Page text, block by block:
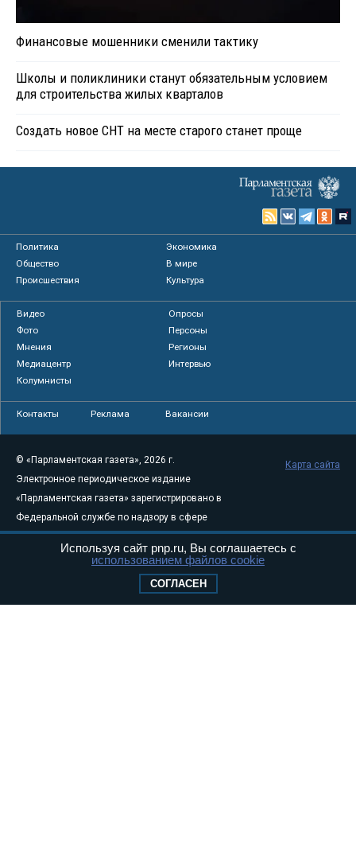
Финансовые мошенники сменили тактику
Школы и поликлиники станут обязательным условием
для строительства жилых кварталов
Создать новое СНТ на месте старого станет проще
Политика
Экономика
Общество
В мире
Происшествия
Культура
Видео
Опросы
Фото
Персоны
Мнения
Регионы
Медиацентр
Интервью
Колумнисты
Контакты Реклама Вакансии
© «Парламентская газета», 2026 г.
Электронное периодическое издание
«Парламентская газета» зарегистрировано в
Федеральной службе по надзору в сфере
связи, информационных технологий и
массовых коммуникаций (Роскомнадзор) 05
Свидетельство о регистрации Эл № ФС77-
Карта сайта
Используя сайт pnp.ru, Вы соглашаетесь с
использованием файлов cookie
СОГЛАСЕН